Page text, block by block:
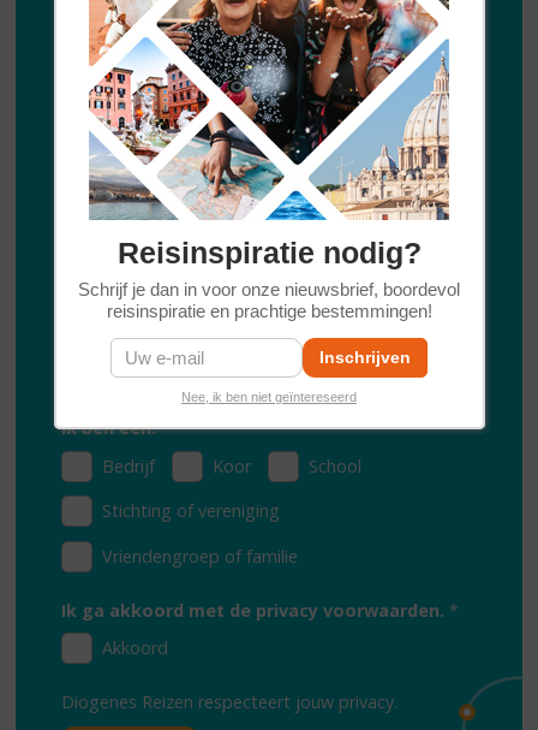
Wil je graag af en toe reisinspiratie ontvangen van
Diogenes Reizen ontvangen? Laat je emailadres
achter en we houden je graag op de hoogte.
Voornaam
Achternaam
E-mailadres*
Ik ben een:*
Bedrijf
Koor
School
Stichting of vereniging
Vriendengroep of familie
Ik ga akkoord met de privacy voorwaarden. *
Akkoord
Diogenes Reizen respecteert jouw privacy.
Reisinspiratie nodig?
Schrijf je dan in voor onze nieuwsbrief, boordevol
reisinspiratie en prachtige bestemmingen!
Nee, ik ben niet geïntereseerd